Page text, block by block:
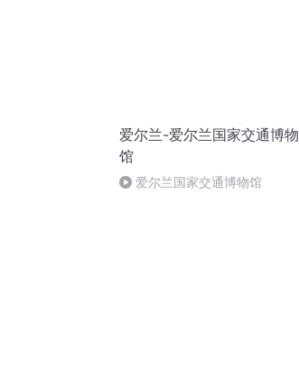
爱尔兰-爱尔兰国家交通博物
馆
爱尔兰国家交通博物馆